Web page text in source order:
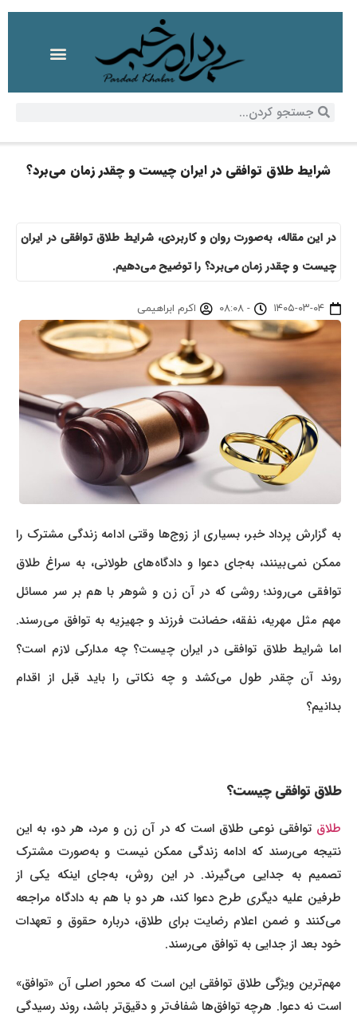
شرایط طلاق توافقی در ایران چیست و چقدر زمان می‌برد؟
در این مقاله، به‌صورت روان و کاربردی، شرایط طلاق توافقی در ایران
چیست و چقدر زمان می‌برد؟ را توضیح می‌دهیم.
۱۴۰۵-۰۳-۰۴ - ۰۸:۰۸ اکرم ابراهیمی
به گزارش پرداد خبر، بسیاری از زوج‌ها وقتی ادامه زندگی مشترک را
ممکن نمی‌بینند، به‌جای دعوا و دادگاه‌های طولانی، به سراغ طلاق
توافقی می‌روند؛ روشی که در آن زن و شوهر با هم بر سر مسائل
مهم مثل مهریه، نفقه، حضانت فرزند و جهیزیه به توافق می‌رسند.
اما شرایط طلاق توافقی در ایران چیست؟ چه مدارکی لازم است؟
روند آن چقدر طول می‌کشد و چه نکاتی را باید قبل از اقدام
بدانیم؟
طلاق توافقی چیست؟
طلاقتوافقی نوعی طلاق است که در آن زن و مرد، هر دو، به این
نتیجه می‌رسند که ادامه زندگی ممکن نیست و به‌صورت مشترک
تصمیم به جدایی می‌گیرند. در این روش، به‌جای اینکه یکی از
طرفین علیه دیگری طرح دعوا کند، هر دو با هم به دادگاه مراجعه
می‌کنند و ضمن اعلام رضایت برای طلاق، درباره حقوق و تعهدات
خود بعد از جدایی به توافق می‌رسند.
مهم‌ترین ویژگی طلاق توافقی این است که محور اصلی آن «توافق»
است نه دعوا. هرچه توافق‌ها شفاف‌تر و دقیق‌تر باشد، روند رسیدگی